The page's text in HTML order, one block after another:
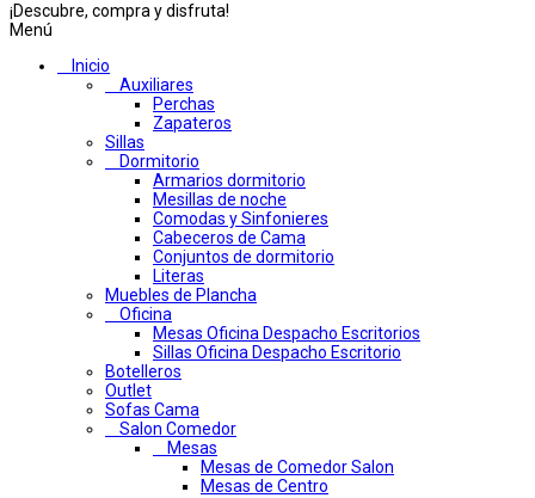
¡Descubre, compra y disfruta!
Menú
Inicio
Auxiliares
Perchas
Zapateros
Sillas
Dormitorio
Armarios dormitorio
Mesillas de noche
Comodas y Sinfonieres
Cabeceros de Cama
Conjuntos de dormitorio
Literas
Muebles de Plancha
Oficina
Mesas Oficina Despacho Escritorios
Sillas Oficina Despacho Escritorio
Botelleros
Outlet
Sofas Cama
Salon Comedor
Mesas
Mesas de Comedor Salon
Mesas de Centro